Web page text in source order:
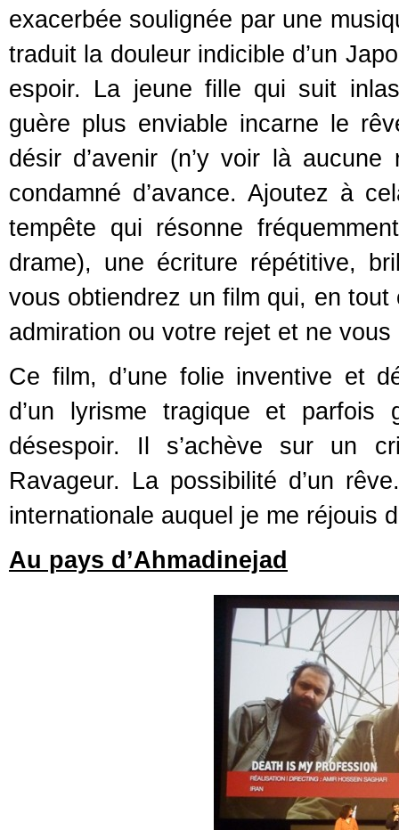
exacerbée soulignée par une
traduit la douleur indicible d’un
espoir. La jeune fille qui suit
guère plus enviable incarne le
désir d’avenir (n’y voir là
condamné d’avance. Ajoutez à
tempête qui résonne
drame), une écriture répétitive,
vous obtiendrez un film qui, en
admiration ou votre rejet et ne
Ce film, d’une folie inventive et
d’un lyrisme tragique et parfois
désespoir. Il s’achève sur un
Ravageur. La possibilité d’un
internationale auquel je me réjouis
Au pays d’Ahmadinejad